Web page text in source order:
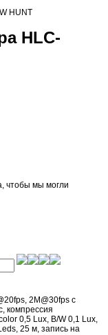
HUNT
HLC-
чтобы мы могли
2M@30fps с
компрессия
0,5 Lux, B/W 0,1 Lux,
25 м, запись на